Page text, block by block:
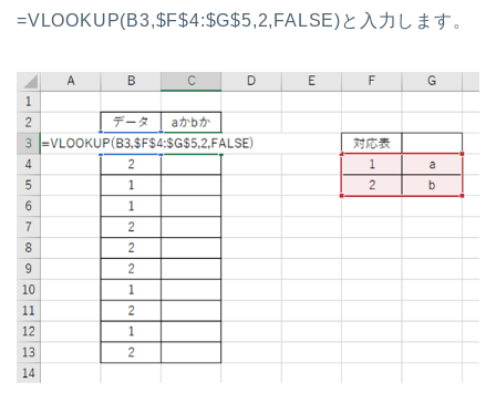
=VLOOKUP(B3,$F$4:$G$5,2,FALSE)と入力します。